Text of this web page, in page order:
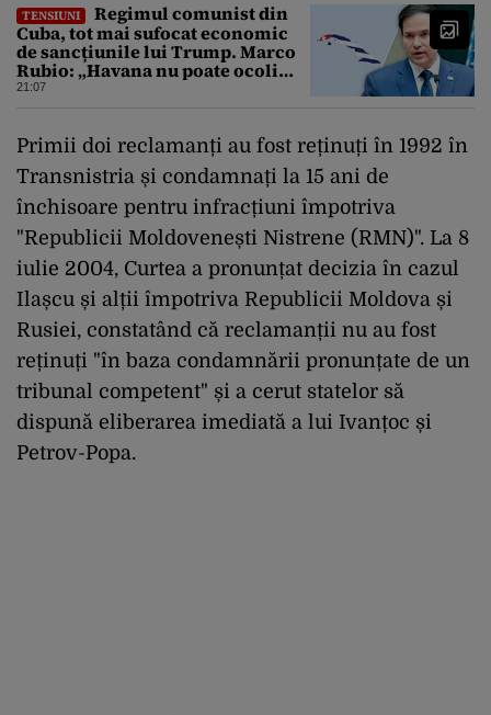
TENSIUNI
Regimul comunist din
Cuba, tot mai sufocat economic
de sancțiunile lui Trump. Marco
Rubio: „Havana nu poate ocoli
sancțiunile prin mimat reforme”
21:07
Primii doi reclamanți au fost reținuți în 1992 în
Transnistria și condamnați la 15 ani de
închisoare pentru infracțiuni împotriva
"Republicii Moldovenești Nistrene (RMN)". La 8
iulie 2004, Curtea a pronunțat decizia în cazul
Ilașcu și alții împotriva Republicii Moldova și
Rusiei, constatând că reclamanții nu au fost
reținuți "în baza condamnării pronunțate de un
tribunal competent" și a cerut statelor să
dispună eliberarea imediată a lui Ivanțoc și
Petrov-Popa.